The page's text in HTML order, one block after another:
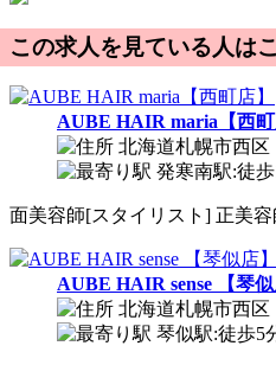
この求人を見ている人は
AUBE HAIR maria【西町
北海道札幌市西区
発寒南駅:徒
面美容師[スタイリスト] 正美
AUBE HAIR sense 【琴似
北海道札幌市西区
琴似駅:徒歩5